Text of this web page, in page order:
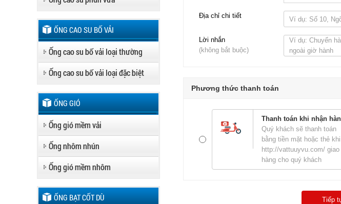
ỐNG CAO SU BỐ VẢI
Ống cao su bố vải loại thường
Ống cao su bố vải loại đặc biệt
ỐNG GIÓ
Ống gió mềm vải
Ống nhôm nhún
Ống gió mềm nhôm
ỐNG BẠT CỐT DÙ
Địa chỉ chi tiết
Lời nhắn
(không bắt buộc)
Phương thức thanh toán
Thanh toán khi nhận
Quý khách sẽ thanh toán
bằng tiền mặt hoặc thẻ khi
http://vattuuyvu.com/ giao
hàng cho quý khách
Tiếp